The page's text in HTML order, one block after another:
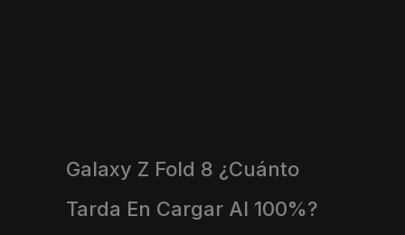
Galaxy Z Fold 8 ¿Cuánto
Tarda En Cargar Al 100%?